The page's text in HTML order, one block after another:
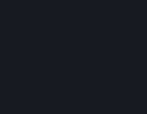
Quaisquer fundos
você não tenha
data de adição
legislação
bem como a data